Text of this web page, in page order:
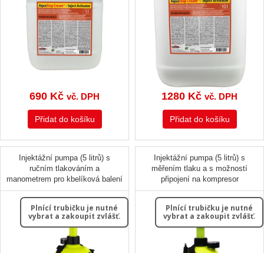
690 Kč vč. DPH
Přidat do košíku
1280 Kč vč. DPH
Přidat do košíku
Injektážní pumpa (5 litrů) s
ručním tlakováním a
manometrem pro kbelíková balení
Plnící trubičku je nutné
vybrat a zakoupit zvlášť.
Injektážní pumpa (5 litrů) s
měřením tlaku a s možností
připojení na kompresor
Plnící trubičku je nutné
vybrat a zakoupit zvlášť.